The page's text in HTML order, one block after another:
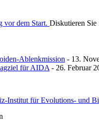
vor dem Start. Diskutieren Sie
Ablenkmission - 13.
für AIDA - 26. Februar
Institut für Evolutions- und